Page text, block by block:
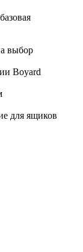
выбор
Boyard
для ящиков